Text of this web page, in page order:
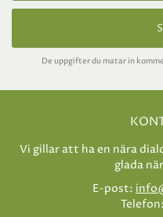
De uppgifter du matar in
Vi gillar att ha en nära
glada
E-post: